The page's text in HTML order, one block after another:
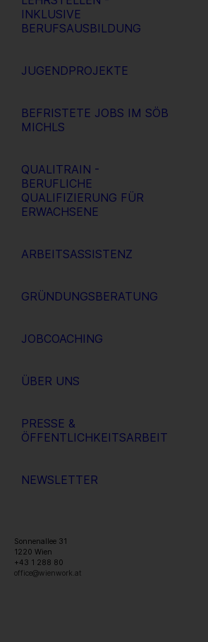
INKLUSIVE
BERUFSAUSBILDUNG
JUGENDPROJEKTE
BEFRISTETE JOBS IM SÖB
MICHLS
QUALITRAIN -
BERUFLICHE
QUALIFIZIERUNG FÜR
ERWACHSENE
ARBEITSASSISTENZ
GRÜNDUNGSBERATUNG
JOBCOACHING
ÜBER UNS
PRESSE &
ÖFFENTLICHKEITSARBEIT
NEWSLETTER
Sonnenallee 31
1220 Wien
+43 1 288 80
office@wienwork.at